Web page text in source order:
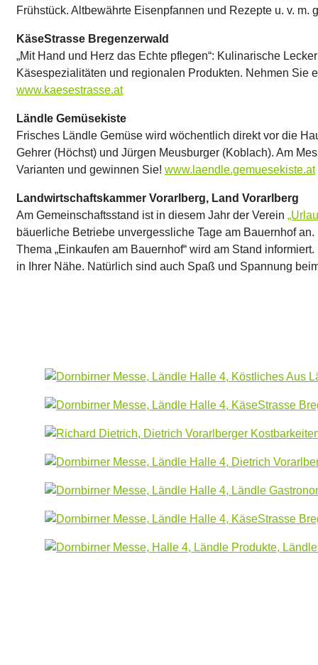
Frühstück. Altbewährte Eisenpfannen und Rezepte u. v.
KäseStrasse Bregenzerwald
„Mit Hand und Herz das Echte pflegen“: Kulinarische
Käsespezialitäten und regionalen Produkten. Nehmen Sie
www.kaesestrasse.at
Ländle Gemüsekiste
Frisches Ländle Gemüse wird wöchentlich direkt vor die
Gehrer (Höchst) und Jürgen Meusburger (Koblach). Am
Varianten und gewinnen Sie! www.laendle.gemuesekiste.at
Landwirtschaftskammer Vorarlberg, Land Vorarlberg
Am Gemeinschaftsstand ist in diesem Jahr der Verein
bäuerliche Betriebe unvergessliche Tage am Bauernhof
Thema „Einkaufen am Bauernhof“ wird am Stand
in Ihrer Nähe. Natürlich sind auch Spaß und Spannung